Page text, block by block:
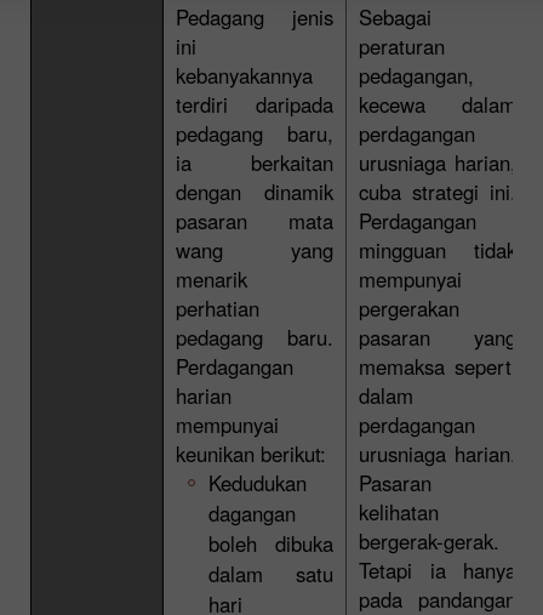
Pedagang jenis
ini
kebanyakannya
terdiri daripada
pedagang baru,
ia berkaitan
dengan dinamik
pasaran mata
wang yang
menarik
perhatian
pedagang baru.
Perdagangan
harian
mempunyai
keunikan berikut:
Kedudukan
dagangan
boleh dibuka
dalam satu
hari
Sebagai
peraturan
pedagangan,
kecewa dalam
perdagangan
urusniaga harian,
cuba strategi ini.
Perdagangan
mingguan tidak
mempunyai
pergerakan
pasaran yang
memaksa seperti
dalam
perdagangan
urusniaga harian.
Pasaran
kelihatan
bergerak-gerak.
Tetapi ia hanya
pada pandangan